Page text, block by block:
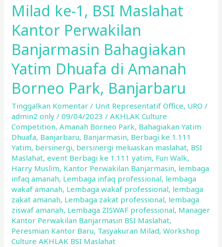
Milad ke-1, BSI Maslahat
Kantor Perwakilan
Banjarmasin Bahagiakan
Yatim Dhuafa di Amanah
Borneo Park, Banjarbaru
Tinggalkan Komentar / Unit Representatif Office, URO /
admin2 only/09/04/2023/AKHLAK Culture
Competition,Amanah Borneo Park, Bahagiakan Yatim
Dhuafa, Banjarbaru, Banjarmasin, Berbagi ke 1.111
Yatim, bersinergi, bersinergi meluaskan maslahat, BSI
Maslahat,event Berbagi ke 1.111 yatim, Fun Walk,
Harry Muslim, Kantor Perwakilan Banjarmasin, lembaga
infaq amanah, Lembaga infaq professional, lembaga
wakaf amanah, Lembaga wakaf professional, lembaga
zakat amanah, Lembaga zakat professional, lembaga
ziswaf amanah, Lembaga ZISWAF professional, Manager
Kantor Perwakilan Banjarmasin BSI Maslahat,
Peresmian Kantor Baru, Tasyakuran Milad,Workshop
Culture AKHLAK BSI Maslahat
Milad
ke-
1,
BSI
Maslahat
Kantor
Perwakilan
Banjarmasin
Bahagiakan
Yatim
Dhuafa
di
Amanah
Borneo
Park,
Banjarbaru